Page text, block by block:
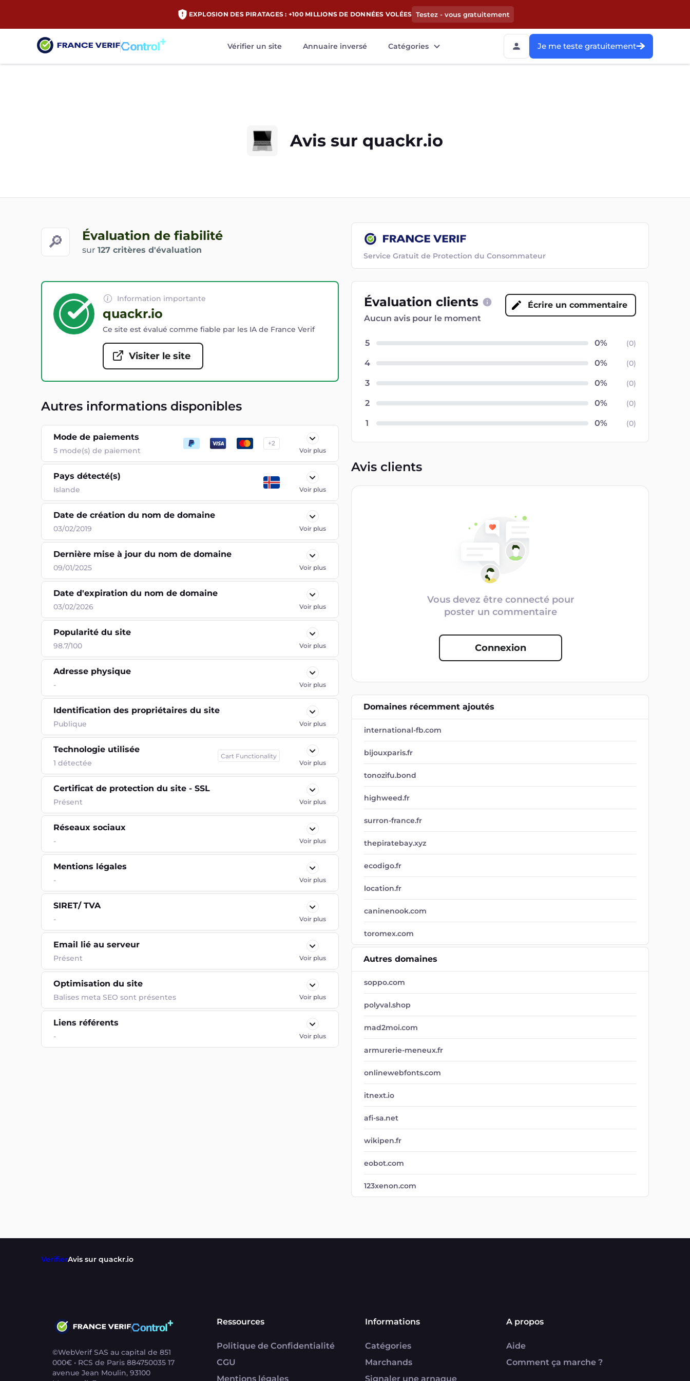
EXPLOSION DES PIRATAGES : +100 MILLIONS DE DONNÉES VOLÉES Testez - vous gratuitement
Vérifier un site Annuaire inversé Catégories Je me teste gratuitement
Avis sur quackr.io
🔎 Évaluation de fiabilité
sur 127 critères d'évaluation
Service Gratuit de Protection du Consommateur
Information importante
quackr.io
Ce site est évalué comme fiable par les IA de France Verif
Visiter le site
Autres informations disponibles
Mode de paiements
5 mode(s) de paiement
+2
Voir plus
Pays détecté(s)
Islande Voir plus
Date de création du nom de domaine
03/02/2019 Voir plus
Dernière mise à jour du nom de domaine
09/01/2025 Voir plus
Date d'expiration du nom de domaine
03/02/2026 Voir plus
Popularité du site
98.7/100 Voir plus
Adresse physique
- Voir plus
Identification des propriétaires du site
Publique Voir plus
Technologie utilisée
1 détectée
Cart Functionality
Voir plus
Certificat de protection du site - SSL
Présent Voir plus
Réseaux sociaux
- Voir plus
Mentions légales
- Voir plus
SIRET/ TVA
- Voir plus
Email lié au serveur
Présent Voir plus
Optimisation du site
Balises meta SEO sont présentes Voir plus
Liens référents
- Voir plus
Évaluation clients
Aucun avis pour le moment
Écrire un commentaire
5 (0)
4 (0)
3 (0)
2 (0)
1 (0)
Avis clients
Vous devez être connecté pour
poster un commentaire
Connexion
Domaines récemment ajoutés
international-fb.com
bijouxparis.fr
tonozifu.bond
highweed.fr
surron-france.fr
thepiratebay.xyz
ecodigo.fr
location.fr
caninenook.com
toromex.com
Autres domaines
soppo.com
polyval.shop
mad2moi.com
armurerie-meneux.fr
onlinewebfonts.com
itnext.io
afi-sa.net
wikipen.fr
eobot.com
123xenon.com
VerifierAvis sur quackr.io
©WebVerif SAS au capital de 851
000€ • RCS de Paris 884750035 17
avenue Jean Moulin, 93100
Ressources
Politique de Confidentialité
CGU
Mentions légales
Informations
Catégories
Marchands
Signaler une arnaque
A propos
Aide
Comment ça marche ?